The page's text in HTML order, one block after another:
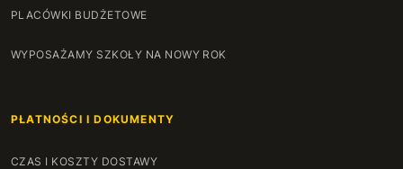
PLACÓWKI BUDŻETOWE
WYPOSAŻAMY SZKOŁY NA NOWY ROK
PŁATNOŚCI I DOKUMENTY
CZAS I KOSZTY DOSTAWY